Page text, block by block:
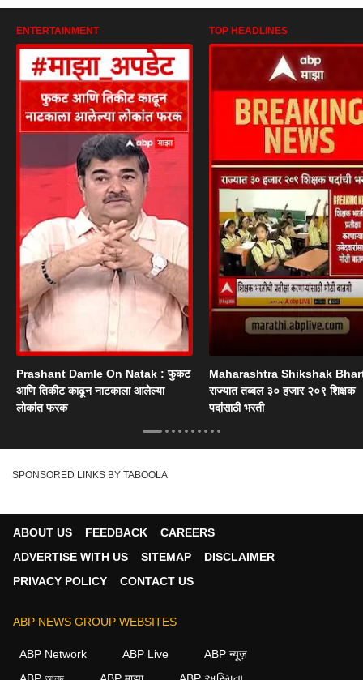
ENTERTAINMENT
Prashant Damle On Natak : फुकट
आणि तिकीट काढून नाटकाला आलेल्या
लोकांत फरक
TOP HEADLINES
Maharashtra Shikshak
राज्यात तब्बल ३० हजार २०९ शिक्षक
पदांसाठी भरती
SPONSORED LINKS BY TABOOLA
ABOUT US FEEDBACK
CAREERS
ADVERTISE WITH US
SITEMAP
DISCLAIMER
PRIVACY POLICY
CONTACT US
ABP NEWS GROUP WEBSITES
ABP Network ABP Live
ABP न्यूज़